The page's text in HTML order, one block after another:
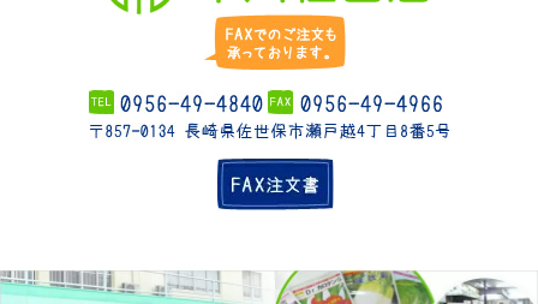
ホーム
ら
お勧め商品 お知らせ 店舗概要